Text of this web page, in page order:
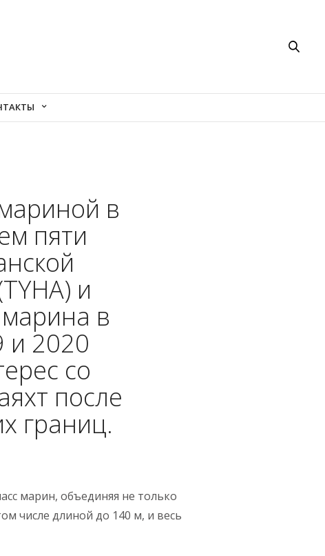
в
пяти
и
в
и 2020
со
после
границ.
марин, объединяя не только
числе длиной до 140 м, и весь